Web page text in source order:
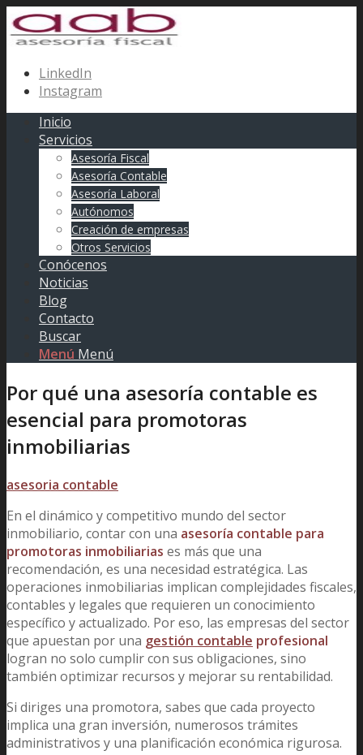
LinkedIn
Instagram
Inicio
Servicios
Asesoría Fiscal
Asesoría Contable
Asesoría Laboral
Autónomos
Creación de empresas
Otros Servicios
Conócenos
Noticias
Blog
Contacto
Buscar
Menú Menú
Por qué una asesoría contable es
esencial para promotoras
inmobiliarias
asesoria contable
En el dinámico y competitivo mundo del sector
inmobiliario, contar con una asesoría contable para
promotoras inmobiliarias es más que una
recomendación, es una necesidad estratégica. Las
operaciones inmobiliarias implican complejidades fiscales,
contables y legales que requieren un conocimiento
específico y actualizado. Por eso, las empresas del sector
que apuestan por una gestión contable profesional
logran no solo cumplir con sus obligaciones, sino
también optimizar recursos y mejorar su rentabilidad.
Si diriges una promotora, sabes que cada proyecto
implica una gran inversión, numerosos trámites
administrativos y una planificación económica rigurosa.